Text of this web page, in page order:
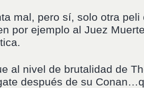
mal, pero sí, solo otra
por ejemplo al Juez
al nivel de brutalidad de
después de su